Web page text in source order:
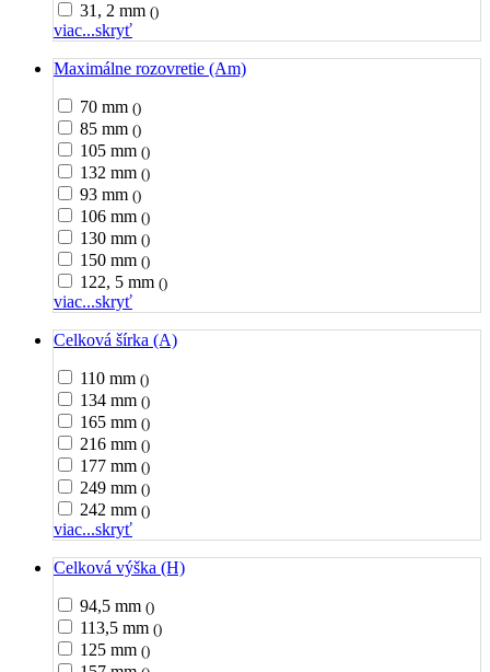
31, 2 mm ()
viac...skryť
Maximálne rozovretie (Am)
70 mm ()
85 mm ()
105 mm ()
132 mm ()
93 mm ()
106 mm ()
130 mm ()
150 mm ()
122, 5 mm ()
viac...skryť
Celková šírka (A)
110 mm ()
134 mm ()
165 mm ()
216 mm ()
177 mm ()
249 mm ()
242 mm ()
viac...skryť
Celková výška (H)
94,5 mm ()
113,5 mm ()
125 mm ()